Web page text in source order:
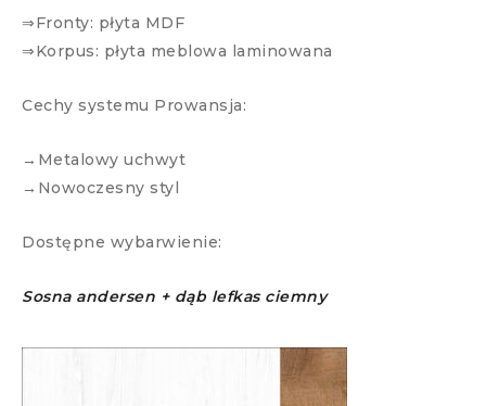
⇒Fronty: płyta MDF
⇒Korpus: płyta meblowa laminowana
Cechy systemu Prowansja:
→Metalowy uchwyt
→Nowoczesny styl
Dostępne wybarwienie:
Sosna andersen + dąb lefkas ciemny